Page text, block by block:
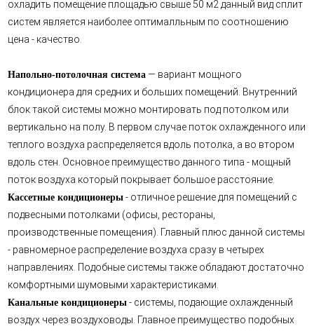
охладить помещение площадью свыше 50 м2 данный вид сплит
систем является наиболее оптималльным по соотношению
цена - качество.
Напольно-потолочная система — вариант мощного
кондиционера для средних и больших помещений. Внутренний
блок такой системы можно монтировать под потолком или
вертикально на полу. В первом случае поток охлажденного или
теплого воздуха распределяется вдоль потолка, а во втором
вдоль стен. Основное преимущество данного типа - мощный
поток воздуха который покрывает большое расстояние.
Кассетные кондиционеры - отличное решение для помещений с
подвесными потолками (офисы, рестораны,
производственные помещения). Главный плюс данной системы
- равномерное распределение воздуха сразу в четырех
направлениях. Подобные системы также обладают достаточно
комфортными шумовыми характеристиками.
Канальные кондиционеры - системы, подающие охлажденный
воздух через воздуховоды. Главное преимущество подобных